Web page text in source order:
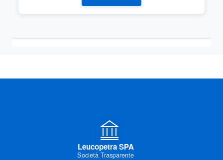
Leucopetra SPA
Società Trasparente